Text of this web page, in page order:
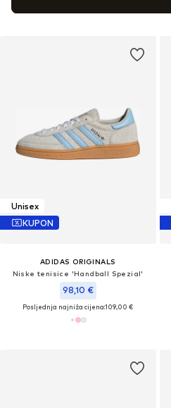
Unisex
KUPON
ADIDAS ORIGINALS
Niske tenisice 'Handball Spezial'
98,10 €
Posljednja najniža cijena:109,00 €